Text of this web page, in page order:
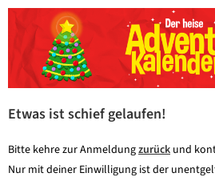
Etwas ist schief gelaufen!
Bitte kehre zur Anmeldungzurück und
Nur mit deiner Einwilligung ist der